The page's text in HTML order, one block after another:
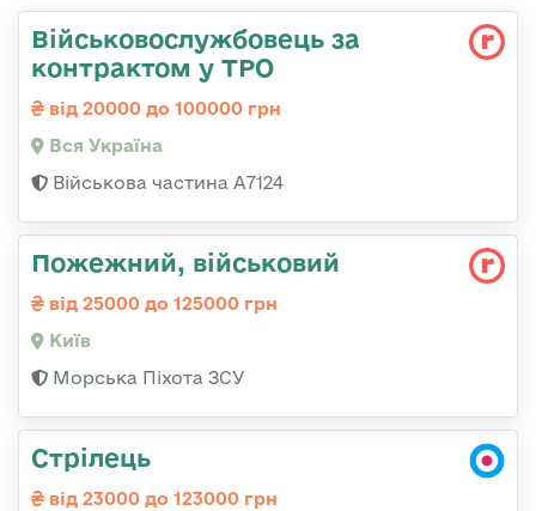
Військовослужбовець за
контрактом у ТРО
від 20000 до 100000 грн
Вся Україна
Військова частина А7124
Пожежний, військовий
від 25000 до 125000 грн
Київ
Морська Піхота ЗСУ
Стрілець
від 23000 до 123000 грн